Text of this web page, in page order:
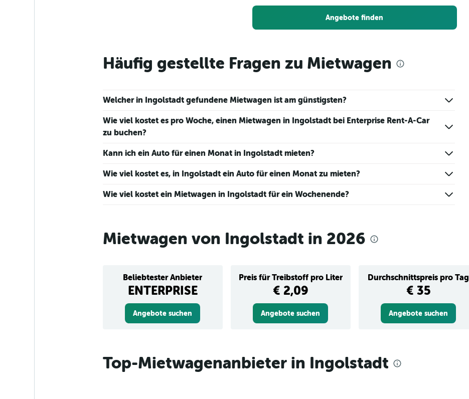
Angebote finden
Häufig gestellte Fragen zu Mietwagen
Welcher in Ingolstadt gefundene Mietwagen ist am günstigsten?
Wie viel kostet es pro Woche, einen Mietwagen in Ingolstadt bei Enterprise Rent-A-Car
zu buchen?
Kann ich ein Auto für einen Monat in Ingolstadt mieten?
Wie viel kostet es, in Ingolstadt ein Auto für einen Monat zu mieten?
Wie viel kostet ein Mietwagen in Ingolstadt für ein Wochenende?
Mietwagen von Ingolstadt in 2026
Beliebtester Anbieter
ENTERPRISE
Preis für Treibstoff pro Liter
€ 2,09
Durchschnittspreis pro Tag
€ 35
Angebote suchen Angebote suchen Angebote suchen
Top-Mietwagenanbieter in Ingolstadt